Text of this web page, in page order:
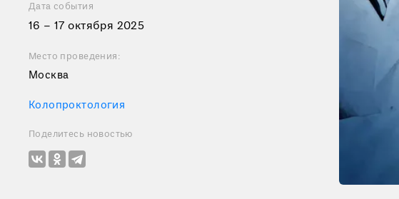
Дата события
16 – 17 октября 2025
Место проведения:
Москва
Колопроктология
Поделитесь новостью